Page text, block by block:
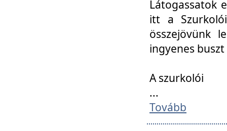
Látogassatok
itt a
összejövünk
ingyenes
A szurkolói
...
Tovább